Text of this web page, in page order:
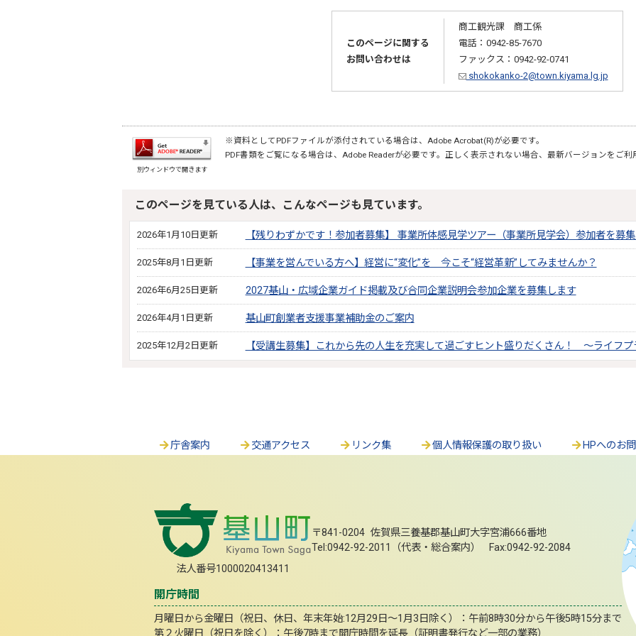
このページに関する
お問い合わせは
商工観光課 商工係
電話：0942-85-7670
ファックス：0942-92-0741
shokokanko-2@town.kiyama.lg.jp
別ウィンドウで開きます
※資料としてPDFファイルが添付されている場合は、Adobe Acrobat(R)が必要です。
PDF書類をご覧になる場合は、Adobe Readerが必要です。正しく表示されない場合、最新バージョンをご利
このページを見ている人は、こんなページも見ています。
2026年1月10日更新 【残りわずかです！参加者募集】 事業所体感見学ツアー（事業所見学会）参加者を募
2025年8月1日更新 【事業を営んでいる方へ】経営に“変化”を 今こそ“経営革新”してみませんか？
2026年6月25日更新 2027基山・広域企業ガイド掲載及び合同企業説明会参加企業を募集します
2026年4月1日更新 基山町創業者支援事業補助金のご案内
2025年12月2日更新 【受講生募集】これから先の人生を充実して過ごすヒント盛りだくさん！ ～ライフ
庁舎案内 交通アクセス リンク集 個人情報保護の取り扱い HPへのお
法人番号1000020413411
〒841-0204 佐賀県三養基郡基山町大字宮浦666番地
Tel:0942-92-2011（代表・総合案内） Fax:0942-92-2084
開庁時間
月曜日から金曜日（祝日、休日、年末年始:12月29日～1月3日除く）：午前8時30分から午後5時15分まで
第２火曜日（祝日を除く）：午後7時まで開庁時間を延長（証明書発行など一部の業務）